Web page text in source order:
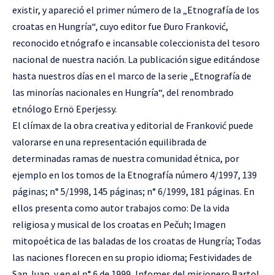
existir, y apareció el primer número de la „Etnografía de los
croatas en Hungría“, cuyo editor fue Đuro Franković,
reconocido etnógrafo e incansable coleccionista del tesoro
nacional de nuestra nación. La publicación sigue editándose
hasta nuestros días en el marco de la serie „Etnografía de
las minorías nacionales en Hungría“, del renombrado
etnólogo Ernö Eperjessy.
El clímax de la obra creativa y editorial de Franković puede
valorarse en una representación equilibrada de
determinadas ramas de nuestra comunidad étnica, por
ejemplo en los tomos de la Etnografía número 4/1997, 139
páginas; n° 5/1998, 145 páginas; n° 6/1999, 181 páginas. En
ellos presenta como autor trabajos como: De la vida
religiosa y musical de los croatas en Pečuh; Imagen
mitopoética de las baladas de los croatas de Hungría; Todas
las naciones florecen en su propio idioma; Festividades de